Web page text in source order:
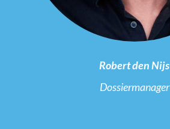
Robert den Nijs
Dossiermanager